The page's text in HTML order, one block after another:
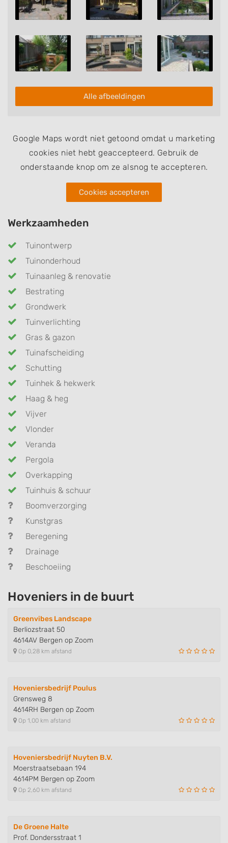
er het gehele jaar door mooi en verzorgd bij ligt.
Alle afbeeldingen
Google Maps wordt niet getoond omdat u marketing
cookies niet hebt geaccepteerd. Gebruik de
onderstaande knop om ze alsnog te accepteren.
Cookies accepteren
Werkzaamheden
Tuinontwerp
Tuinonderhoud
Tuinaanleg & renovatie
Bestrating
Grondwerk
Tuinverlichting
Gras & gazon
Tuinafscheiding
Schutting
Tuinhek & hekwerk
Haag & heg
Vijver
Vlonder
Veranda
Pergola
Overkapping
Tuinhuis & schuur
Boomverzorging
Kunstgras
Beregening
Drainage
Beschoeiing
Hoveniers in de buurt
Greenvibes Landscape
Berliozstraat 50
4614AV Bergen op Zoom
Op 0,28 km afstand
Hoveniersbedrijf Poulus
Grensweg 8
4614RH Bergen op Zoom
Op 1,00 km afstand
Hoveniersbedrijf Nuyten B.V.
Moerstraatsebaan 194
4614PM Bergen op Zoom
Op 2,60 km afstand
De Groene Halte
Prof. Dondersstraat 1